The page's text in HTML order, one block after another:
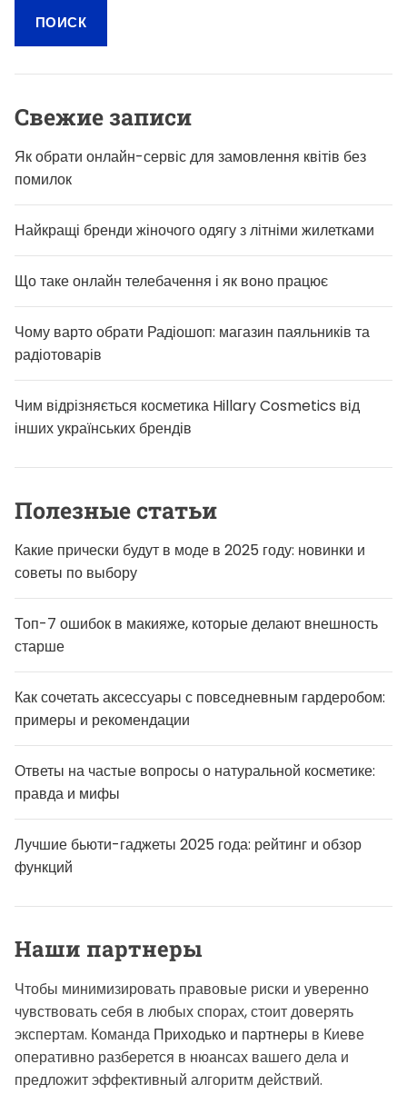
и
Свежие записи
Як обрати онлайн-сервіс для замовлення квітів без
помилок
Найкращі бренди жіночого одягу з літніми жилетками
Що таке онлайн телебачення і як воно працює
Чому варто обрати Радіошоп: магазин паяльників та
радіотоварів
Чим відрізняється косметика Hillary Cosmetics від
інших українських брендів
Полезные статьи
Какие прически будут в моде в 2025 году: новинки и
советы по выбору
Топ-7 ошибок в макияже, которые делают внешность
старше
Как сочетать аксессуары с повседневным гардеробом:
примеры и рекомендации
Ответы на частые вопросы о натуральной косметике:
правда и мифы
Лучшие бьюти-гаджеты 2025 года: рейтинг и обзор
функций
Наши партнеры
Чтобы минимизировать правовые риски и уверенно
чувствовать себя в любых спорах, стоит доверять
экспертам. Команда Приходько и партнеры в Киеве
оперативно разберется в нюансах вашего дела и
предложит эффективный алгоритм действий.